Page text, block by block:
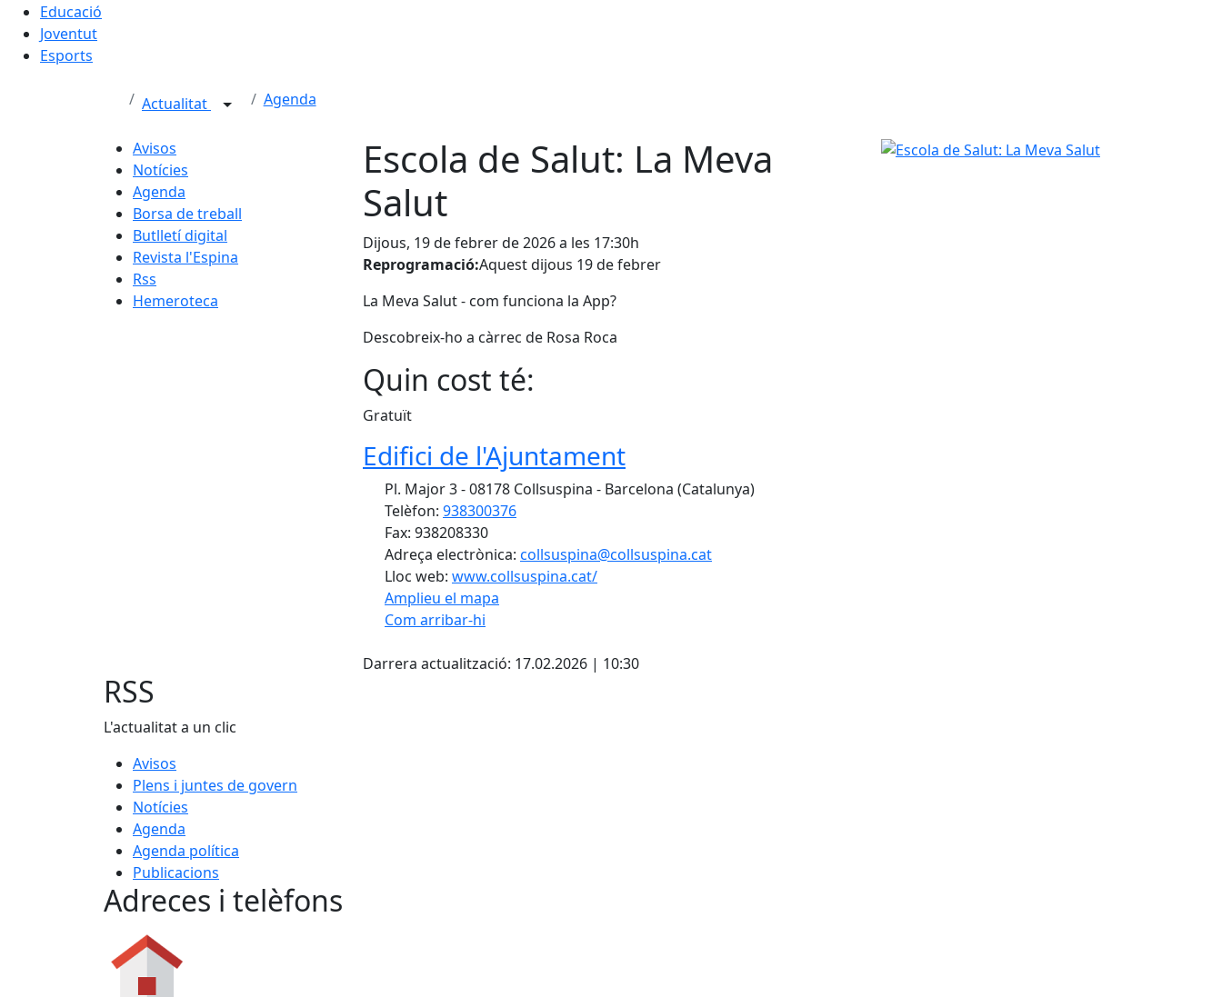
Educació
Joventut
Esports
Actualitat Agenda
Avisos
Notícies
Agenda
Borsa de treball
Butlletí digital
Revista l'Espina
Rss
Hemeroteca
Escola de Salut: La Meva
Salut
Dijous, 19 de febrer de 2026 a les 17:30h
Reprogramació:Aquest dijous 19 de febrer
La Meva Salut - com funciona la App?
Descobreix-ho a càrrec de Rosa Roca
Quin cost té:
Gratuït
Edifici de l'Ajuntament
Pl. Major 3 - 08178 Collsuspina - Barcelona (Catalunya)
Telèfon: 938300376
Fax: 938208330
Adreça electrònica: collsuspina@collsuspina.cat
Lloc web: www.collsuspina.cat/
Amplieu el mapa
Com arribar-hi
+
Darrera actualització: 17.02.2026 | 10:30
Escola de Salut: La Meva Salut
RSS
L'actualitat a un clic
Avisos
Plens i juntes de govern
Notícies
Agenda
Agenda política
Publicacions
Adreces i telèfons